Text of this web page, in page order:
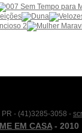
- (41)3285-3058 -
EM CASA - 2010